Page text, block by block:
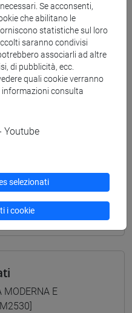
DELL'ASIA E
- Laurea
medio oriente
- Laurea
magistrale (DM270)
MODERNA E
Se acconsenti,
che abilitano le
statistiche sul loro
saranno condivisi
associarli ad altre
di pubblicità, ecc.
quali cookie verranno
consulta
Youtube
selezionati
i cookie